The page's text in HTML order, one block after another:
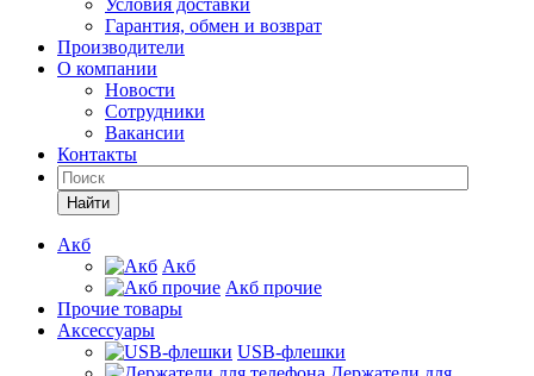
Условия доставки
Гарантия, обмен и возврат
Производители
О компании
Новости
Сотрудники
Вакансии
Контакты
Найти
Акб
Акб
Акб прочие
Прочие товары
Аксессуары
USB-флешки